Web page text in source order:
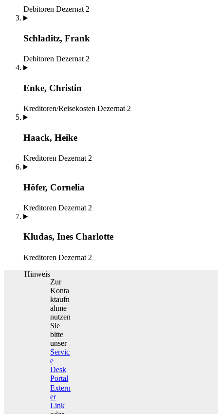
Debitoren Dezernat 2
Schladitz, Frank
Debitoren Dezernat 2
Enke, Christin
Kreditoren/Reisekosten Dezernat 2
Haack, Heike
Kreditoren Dezernat 2
Höfer, Cornelia
Kreditoren Dezernat 2
Kludas, Ines Charlotte
Kreditoren Dezernat 2
Hinweis
Zur
Konta
ktaufn
ahme
nutzen
Sie
bitte
unser
Servic
e
Desk
Portal
Extern
er
Link